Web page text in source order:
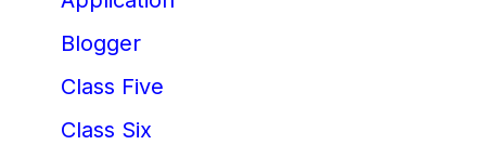
Blogger
Class Five
Class Six